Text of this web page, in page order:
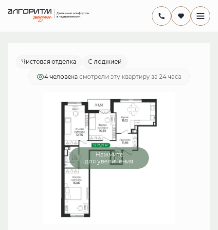
комнатная
14 287 650 руб.
от 41 570 руб./мес.
Чистовая отделка С лоджией
4 человекa смотрели эту квартиру за 24 часа
Нажмите
для увеличения